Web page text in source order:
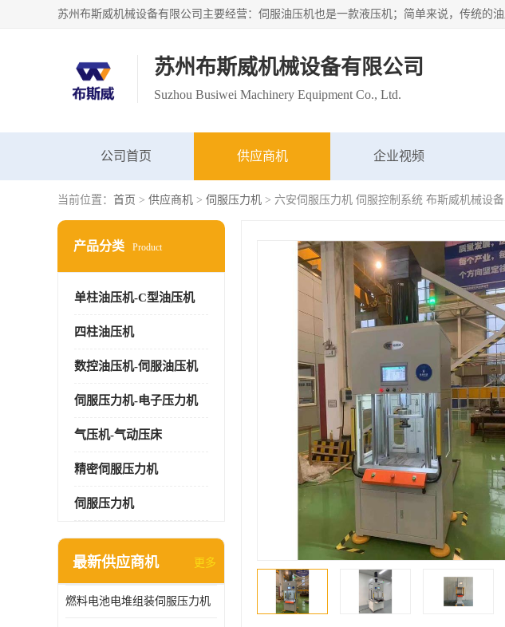
苏州布斯威机械设备有限公司
Suzhou Busiwei Machinery Equipment Co., Ltd.
公司首页 供应商机 企业视频
当前位置： 首页 > 供应商机 > 伺服压力机 > 六安伺服压力机 伺服控制系统 布斯威机械设备
产品分类 Product
单柱油压机-C型油压机
四柱油压机
数控油压机-伺服油压机
伺服压力机-电子压力机
气压机-气动压床
精密伺服压力机
伺服压力机
最新供应商机 更多
燃料电池电堆组装伺服压力机